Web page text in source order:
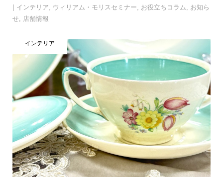
インテリア
ウィリアム・モリスセミナー お役立ちコラム
お知ら
せ, 店舗情報
インテリア